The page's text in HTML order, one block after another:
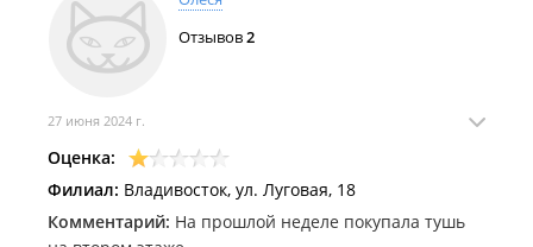
Отзывов2
27 июня 2024 г.
Оценка:
Филиал: Владивосток, ул. Луговая, 18
Комментарий: На прошлой неделе покупала тушь